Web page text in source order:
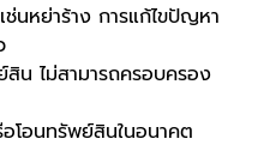
นหย่าร้าง การแก้ไขปัญหา
น ไม่สามารถครอบครอง
โอนทรัพย์สินในอนาคต